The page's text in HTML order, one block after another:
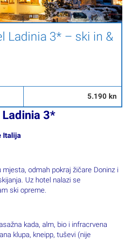
Ladinia 3* – ski in &
5.190 kn
3*
Italija
mjesta, odmah pokraj žičare Doninz i
Uz hotel nalazi se
ski opreme.
kada, alm, bio i infracrvena
klupa, kneipp, tuševi (nije